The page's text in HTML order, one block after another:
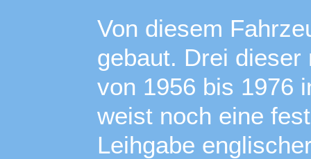
Von diesem
gebaut. Drei
von 1956 bis 1976
weist noch eine
Leihgabe